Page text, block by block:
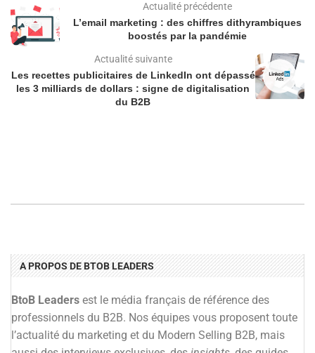
Actualité précédente
L’email marketing : des chiffres dithyrambiques
boostés par la pandémie
Actualité suivante
Les recettes publicitaires de LinkedIn ont dépassé
les 3 milliards de dollars : signe de digitalisation
du B2B
A PROPOS DE BTOB LEADERS
BtoB Leaders est le média français de référence des
professionnels du B2B. Nos équipes vous proposent toute
l’actualité du marketing et du Modern Selling B2B, mais